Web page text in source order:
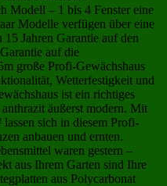
Modell – 1 bis 4 Fenster eine
Modelle verfügen über eine
Jahren Garantie auf den
auf die
große Profi-Gewächshaus
Wetterfestigkeit und
ist ein richtiges
äußerst modern. Mit
sich in diesem Profi-
anbauen und ernten.
waren gestern –
aus Ihrem Garten sind Ihre
aus Polycarbonat